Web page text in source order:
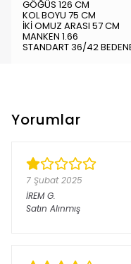
GÖĞÜS 126 CM
KOL BOYU 75 CM
İKİ OMUZ ARASI 57 CM
MANKEN 1.66
STANDART 36/42
Yorumlar
7 Şubat 2025
İREM G.
Satın Alınmış